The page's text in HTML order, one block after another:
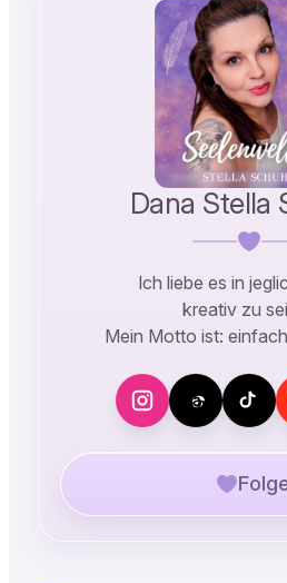
Dana Stella
Ich liebe es in
kreativ zu
Mein Motto ist: